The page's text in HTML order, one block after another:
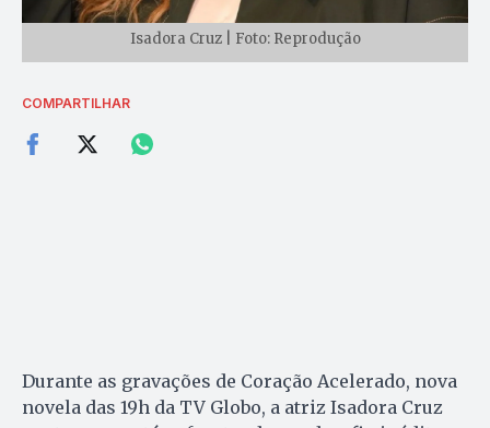
Isadora Cruz | Foto: Reprodução
COMPARTILHAR
Durante as gravações de Coração Acelerado, nova
novela das 19h da TV Globo, a atriz Isadora Cruz